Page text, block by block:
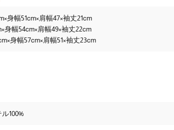
身幅51cm×肩幅47×袖丈21cm
身幅54cm×肩幅49×袖丈22cm
身幅57cm×肩幅51×袖丈23cm
100%